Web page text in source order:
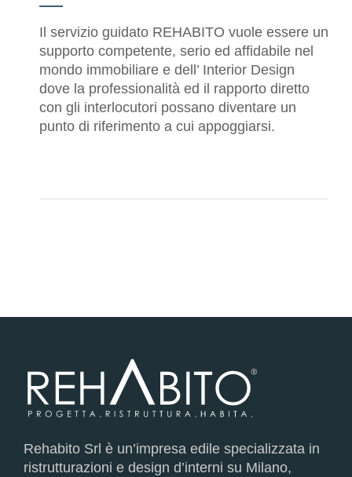
Il servizio guidato REHABITO vuole essere un
supporto competente, serio ed affidabile nel
mondo immobiliare e dell’ Interior Design
dove la professionalità ed il rapporto diretto
con gli interlocutori possano diventare un
punto di riferimento a cui appoggiarsi.
Rehabito Srl è un’impresa edile specializzata in
ristrutturazioni e design d’interni su Milano,